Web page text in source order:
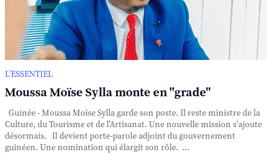
L’ESSENTIEL
Moussa Moïse Sylla monte en "grade"
Guinée - Moussa Moïse Sylla garde son poste. Il reste ministre de la
Culture, du Tourisme et de l'Artisanat. Une nouvelle mission s'ajoute
désormais. Il devient porte-parole adjoint du gouvernement
guinéen. Une nomination qui élargit son rôle. ...